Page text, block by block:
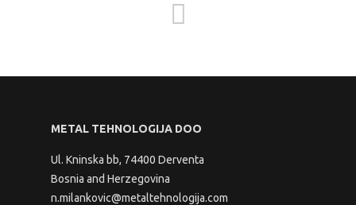
METAL TEHNOLOGIJA DOO
Ul. Kninska bb, 74400 Derventa
Bosnia and Herzegovina
n.milankovic@metaltehnologija.com